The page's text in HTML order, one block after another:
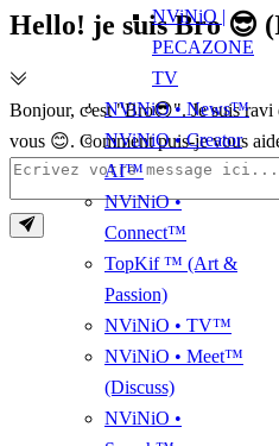
Hello! je suis Bro 😎
Bonjour, c'est "Bro😎". Je suis ravi
vous 😊. Comment puis-je vous
NViNiO |
PECAZONE
TV
NViNiO • News™
NViNiO • Creator
AI™
NViNiO •
Connect™
TopKif ™ (Art &
Passion)
NViNiO • TV™
NViNiO • Meet™
(Discuss)
NViNiO •